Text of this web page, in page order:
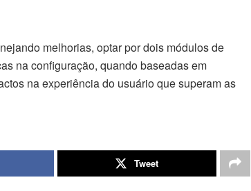
melhorias, optar por dois módulos de
na configuração, quando baseadas em
na experiência do usuário que superam as
Tweet